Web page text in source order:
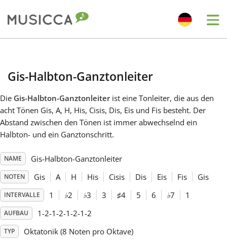
Dansk
English
Español
Gis-Halbton-Ganztonleiter
Die Gis-Halbton-Ganztonleiterist eine Tonleiter, die aus den
acht Tönen Gis, A, H, His, Cisis, Dis, Eis und Fis besteht. Der
Abstand zwischen den Tönen ist immer abwechselnd ein
Halbton- und ein Ganztonschritt.
NAME Gis-Halbton-Ganztonleiter
NOTEN Gis A H His Cisis Dis Eis Fis Gis
INTERVALLE 1 ♭2 ♭3 3 ♯4 5 6 ♭7 1
AUFBAU 1-2-1-2-1-2-1-2
TYP Oktatonik (8 Noten pro Oktave)